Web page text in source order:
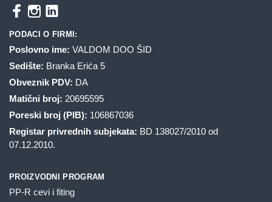
PODACI O FIRMI:
Poslovno ime: VALDOM DOO ŠID
Sedište: Branka Erića 5
Obveznik PDV: DA
Matični broj: 20695595
Poreski broj (PIB): 106867036
Registar privrednih subjekata: BD 138027/2010 od
07.12.2010.
PROIZVODNI PROGRAM
PP-R cevi i fiting